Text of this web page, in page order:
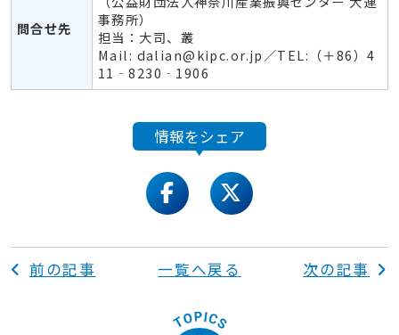
問合せ先
事務所）
担当：大司、叢
Mail: dalian@kipc.or.jp／TEL:（＋86）4
11‐8230‐1906
情報をシェア
facebooktwitter
前の記事 一覧へ戻る 次の記事